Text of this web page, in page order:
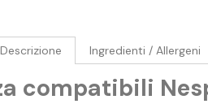
Descrizione Ingredienti / Allergeni
compatibili